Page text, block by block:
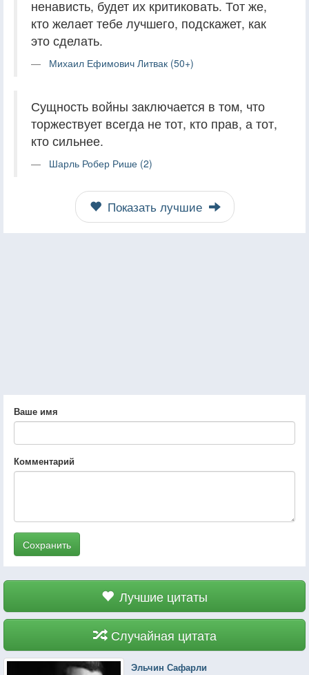
ненависть, будет их критиковать. Тот же,
кто желает тебе лучшего, подскажет, как
это сделать.
Михаил Ефимович Литвак (50+)
Сущность войны заключается в том, что
торжествует всегда не тот, кто прав, а тот,
кто сильнее.
Шарль Робер Рише (2)
Показать лучшие
Ваше имя
Комментарий
Сохранить
Лучшие цитаты
Случайная цитата
Эльчин Сафарли